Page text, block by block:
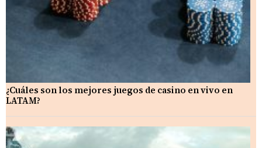
¿Cuáles son los mejores juegos de casino en vivo en
LATAM?